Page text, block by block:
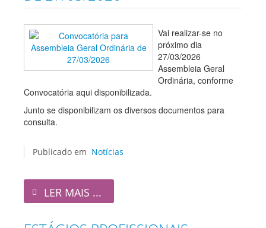
Vai realizar-se no
próximo dia
27/03/2026
Assembleia Geral
Ordinária, conforme
Convocatória aqui disponibilizada.
Junto se disponibilizam os diversos documentos para
consulta.
Publicado em Notícias
LER MAIS ...